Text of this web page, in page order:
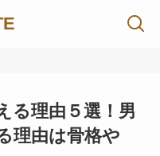
る理由５選！男
理由は骨格や